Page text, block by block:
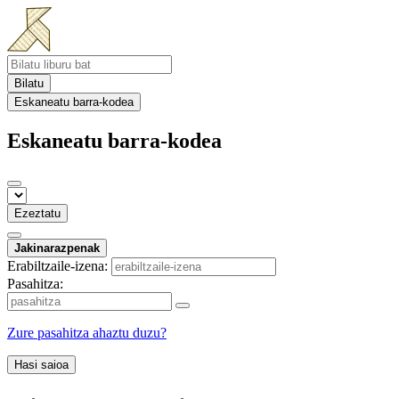
Bilatu
Eskaneatu barra-kodea
Eskaneatu barra-kodea
Ezeztatu
Jakinarazpenak
Erabiltzaile-izena:
Pasahitza:
Zure pasahitza ahaztu duzu?
Hasi saioa